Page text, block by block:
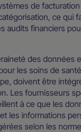
de
ce qui
audits financiers
des données
les soins de
doivent être
Les fournisseurs
à ce que les
les informations
selon les